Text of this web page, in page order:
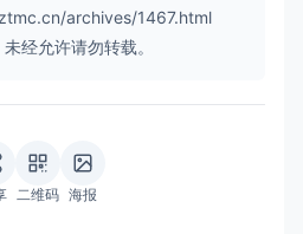
archives/1467.html
经允许请勿转载。
二维码 海报